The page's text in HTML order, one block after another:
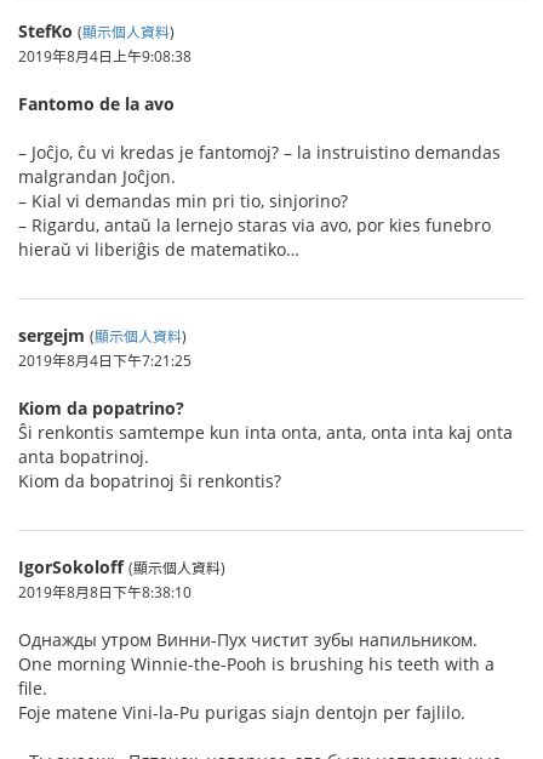
StefKo (顯示個人資料)
2019年8月4日上午9:08:38
Fantomo de la avo
– Joĉjo, ĉu vi kredas je fantomoj? – la instruistino demandas
malgrandan Joĉjon.
– Kial vi demandas min pri tio, sinjorino?
– Rigardu, antaŭ la lernejo staras via avo, por kies funebro
hieraŭ vi liberiĝis de matematiko…
sergejm (顯示個人資料)
2019年8月4日下午7:21:25
Kiom da popatrino?
Ŝi renkontis samtempe kun inta onta, anta, onta inta kaj onta
anta bopatrinoj.
Kiom da bopatrinoj ŝi renkontis?
IgorSokoloff (顯示個人資料)
2019年8月8日下午8:38:10
Однажды утром Винни-Пух чистит зубы напильником.
One morning Winnie-the-Pooh is brushing his teeth with a
file.
Foje matene Vini-la-Pu purigas siajn dentojn per fajlilo.